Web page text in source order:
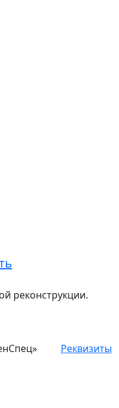
реконструкции.
Реквизиты